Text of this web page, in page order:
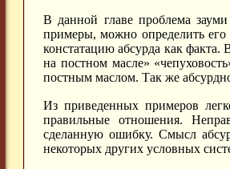
В данной главе проблема
примеры, можно определить его
констатацию абсурда как
на постном масле»
постным маслом. Так же
Из приведенных примеров
правильные отношения.
сделанную ошибку. Смысл
некоторых других условных